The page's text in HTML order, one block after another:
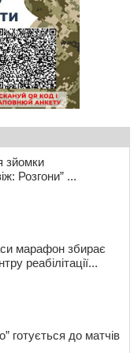
бронзу чемпіонату
сплатити понад
до договору
директора
з країни грузина,
пік
до
проводити масові
до чемпіонату
зйомки
Розгони” ...
марафон збирає
реабілітації...
готується до матчів